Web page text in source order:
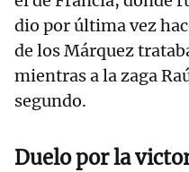
dio por última vez
de los Márquez
mientras a la zaga
segundo.
Duelo por la